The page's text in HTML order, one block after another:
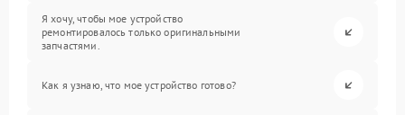
Я хочу, чтобы мое устройство
ремонтировалось только оригинальными
запчастями.
Как я узнаю, что мое устройство готово?